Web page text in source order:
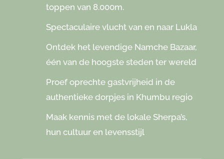
toppen van 8.000m.
Spectaculaire vlucht van en naar Lukla
Ontdek het levendige Namche Bazaar,
één van de hoogste steden ter wereld
Proef oprechte gastvrijheid in de
authentieke dorpjes in Khumbu regio
Maak kennis met de lokale Sherpa’s,
hun cultuur en levensstijl